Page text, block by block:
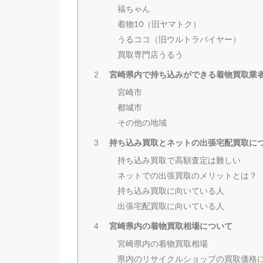
福ちゃん
着物10（旧ヤマトク）
うるココ（旧ウルトラバイヤー）
買取専門店うるう
2
宮崎県内で持ち込みができる着物買取業
宮崎市
都城市
その他の地域
3
持ち込み買取とネットの出張宅配買取に
持ち込み買取で高額査定は難しい
ネットでの出張買取のメリットとは？
持ち込み買取に向いている人
出張宅配買取に向いている人
4
宮崎県内の着物買取相場について
宮崎県内の着物買取相場
県内のリサイクルショップの買取価格